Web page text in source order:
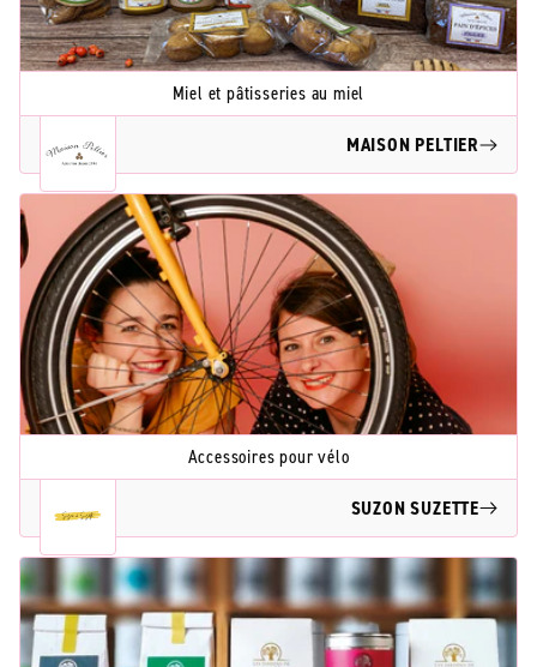
Miel et pâtisseries au miel
MAISON PELTIER
Accessoires pour vélo
SUZON SUZETTE